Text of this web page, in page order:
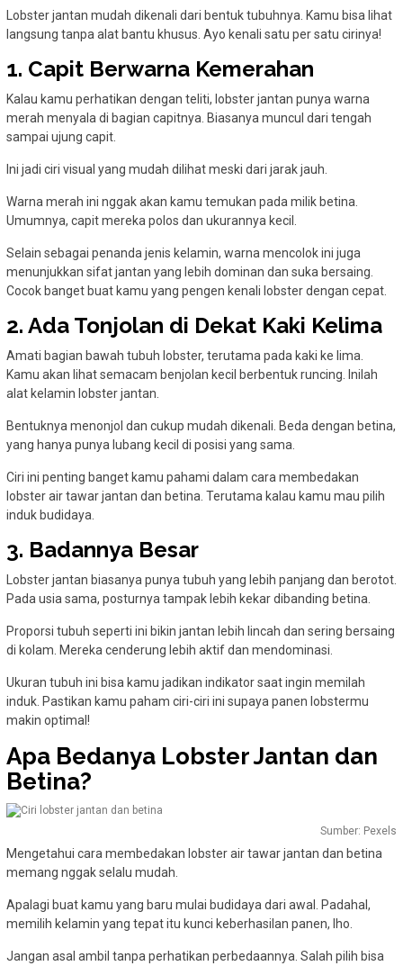
Lobster jantan mudah dikenali dari bentuk tubuhnya. Kamu bisa lihat
langsung tanpa alat bantu khusus. Ayo kenali satu per satu cirinya!
1. Capit Berwarna Kemerahan
Kalau kamu perhatikan dengan teliti, lobster jantan punya warna
merah menyala di bagian capitnya. Biasanya muncul dari tengah
sampai ujung capit.
Ini jadi ciri visual yang mudah dilihat meski dari jarak jauh.
Warna merah ini nggak akan kamu temukan pada milik betina.
Umumnya, capit mereka polos dan ukurannya kecil.
Selain sebagai penanda jenis kelamin, warna mencolok ini juga
menunjukkan sifat jantan yang lebih dominan dan suka bersaing.
Cocok banget buat kamu yang pengen kenali lobster dengan cepat.
2. Ada Tonjolan di Dekat Kaki Kelima
Amati bagian bawah tubuh lobster, terutama pada kaki ke lima.
Kamu akan lihat semacam benjolan kecil berbentuk runcing. Inilah
alat kelamin lobster jantan.
Bentuknya menonjol dan cukup mudah dikenali. Beda dengan betina,
yang hanya punya lubang kecil di posisi yang sama.
Ciri ini penting banget kamu pahami dalam cara membedakan
lobster air tawar jantan dan betina. Terutama kalau kamu mau pilih
induk budidaya.
3. Badannya Besar
Lobster jantan biasanya punya tubuh yang lebih panjang dan berotot.
Pada usia sama, posturnya tampak lebih kekar dibanding betina.
Proporsi tubuh seperti ini bikin jantan lebih lincah dan sering bersaing
di kolam. Mereka cenderung lebih aktif dan mendominasi.
Ukuran tubuh ini bisa kamu jadikan indikator saat ingin memilah
induk. Pastikan kamu paham ciri-ciri ini supaya panen lobstermu
makin optimal!
Apa Bedanya Lobster Jantan dan
Betina?
Sumber: Pexels
Mengetahui cara membedakan lobster air tawar jantan dan betina
memang nggak selalu mudah.
Apalagi buat kamu yang baru mulai budidaya dari awal. Padahal,
memilih kelamin yang tepat itu kunci keberhasilan panen, lho.
Jangan asal ambil tanpa perhatikan perbedaannya. Salah pilih bisa